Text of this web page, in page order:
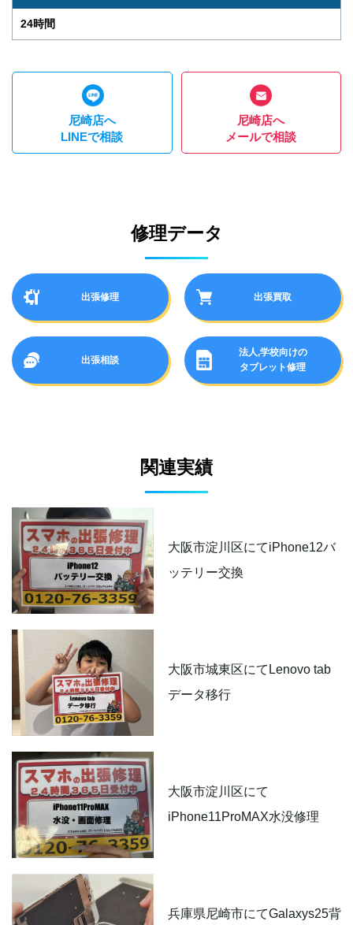
24時間
尼崎店へ
LINEで相談
尼崎店へ
メールで相談
修理データ
出張修理 出張買取
出張相談
法人,学校向けの
タブレット修理
関連実績
大阪市淀川区にてiPhone12バ
ッテリー交換
大阪市城東区にてLenovo tab
データ移行
大阪市淀川区にて
iPhone11ProMAX水没修理
兵庫県尼崎市にてGalaxys25背